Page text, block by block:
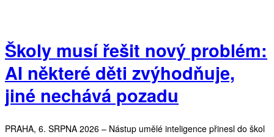
Školy musí řešit nový problém:
AI některé děti zvýhodňuje,
jiné nechává pozadu
PRAHA, 6. SRPNA 2026 – Nástup umělé inteligence přinesl do škol